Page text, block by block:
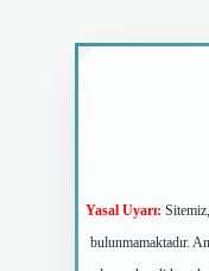
Yasal Uyarı:
bulunmamaktadır.